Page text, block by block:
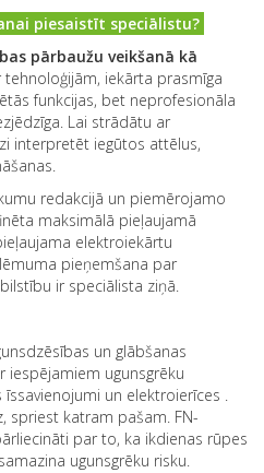
piesaistīt speciālistu?
pārbaužu veikšanā kā
tehnoloģijām, iekārta prasmīga
funkcijas, bet neprofesionāla
Lai strādātu ar
interpretēt iegūtos attēlus,
redakcijā un piemērojamo
maksimālā pieļaujamā
elektroiekārtu
pieņemšana par
ir speciālista ziņā.
un glābšanas
ugunsgrēku
un elektroierīces .
spriest katram pašam. FN-
par to, ka ikdienas rūpes
ugunsgrēku risku.